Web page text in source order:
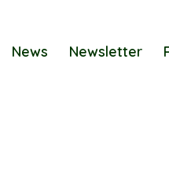
News Newsletter